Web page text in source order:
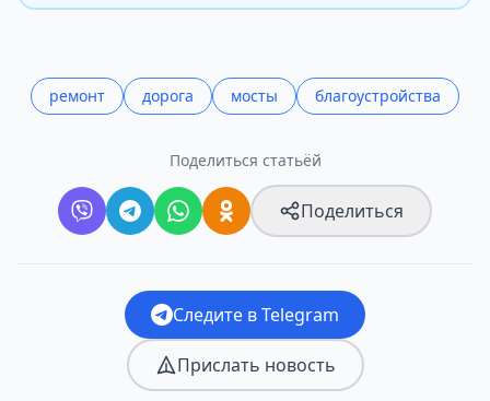
ремонт дорога мосты благоустройства
Поделиться статьёй
Поделиться
Следите в Telegram
Прислать новость